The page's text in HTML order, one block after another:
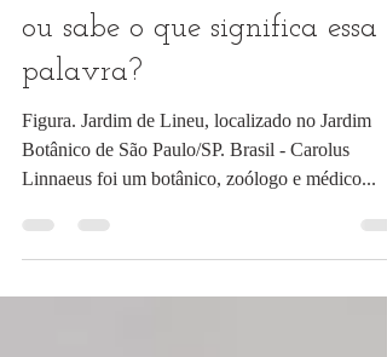
20 de mai. de 2019
1 min de leitura
Taxonomista, você já escutou
ou sabe o que significa essa
palavra?
Botânico de São Paulo/SP. Brasil - Carolus
Linnaeus foi um botânico, zoólogo e médico...